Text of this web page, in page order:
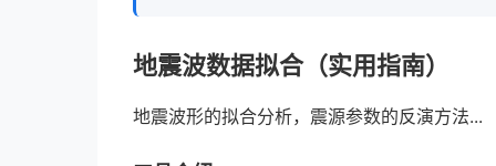
地震波数据拟合（实用指南）
地震波形的拟合分析，震源参数的反演方法...